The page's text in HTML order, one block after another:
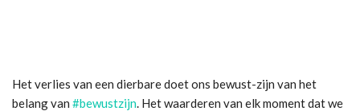
Het verlies van een dierbare doet ons bewust-zijn van het
belang van #bewustzijn. Het waarderen van elk moment dat we